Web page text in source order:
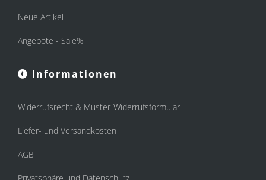
Neue Artikel
Angebote - Sale%
Informationen
Widerrufsrecht & Muster-Widerrufsformular
Liefer- und Versandkosten
AGB